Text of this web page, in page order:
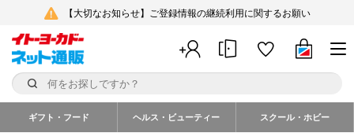
【大切なお知らせ】ご登録情報の継続利用に関するお願い
ギフト・フード ヘルス・ビューティー スクール・ホビー